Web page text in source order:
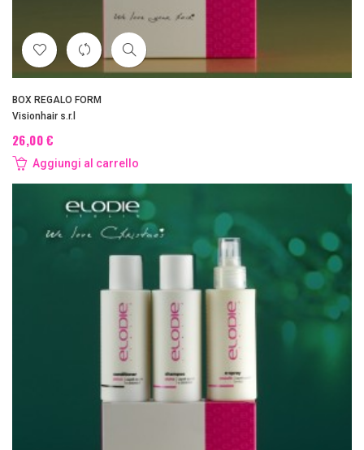
BOX REGALO FORM
Visionhair s.r.l
26,00 €
Aggiungi al carrello